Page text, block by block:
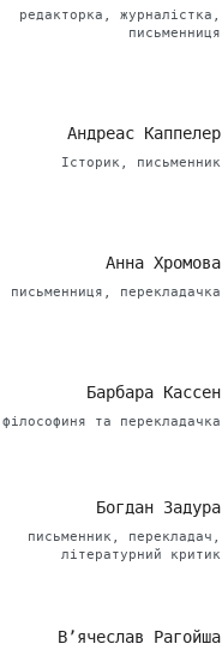
редакторка, журналістка,
письменниця
Андреас Каппелер
Історик, письменник
Анна Хромова
письменниця, перекладачка
Барбара Кассен
філософиня та перекладачка
Богдан Задура
письменник, перекладач,
літературний критик
В’ячеслав Рагойша